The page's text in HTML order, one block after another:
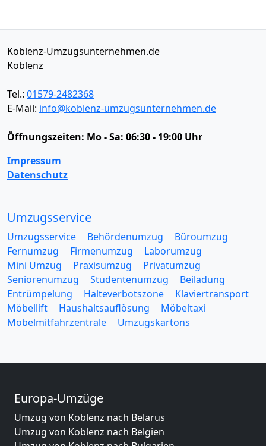
Koblenz-Umzugsunternehmen.de
Koblenz
Tel.: 01579-2482368
E-Mail: info@koblenz-umzugsunternehmen.de
Öffnungszeiten: Mo - Sa: 06:30 - 19:00 Uhr
Impressum
Datenschutz
Umzugsservice
Umzugsservice Behördenumzug
Büroumzug
Fernumzug
Firmenumzug
Laborumzug
Mini Umzug
Praxisumzug
Privatumzug
Seniorenumzug
Studentenumzug
Beiladung
Entrümpelung
Halteverbotszone
Klaviertransport
Möbellift
Haushaltsauflösung
Möbeltaxi
Möbelmitfahrzentrale
Umzugskartons
Europa-Umzüge
Umzug von Koblenz nach Belarus
Umzug von Koblenz nach Belgien